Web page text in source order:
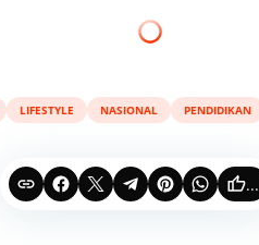
LIFESTYLE NASIONAL PENDIDIKAN
...